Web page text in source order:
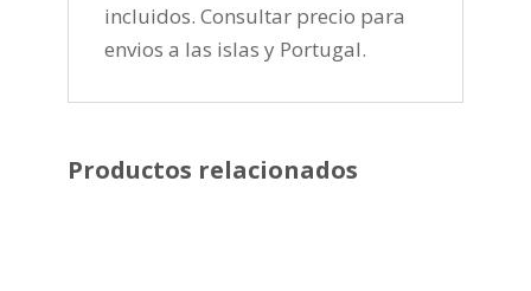
incluidos. Consultar precio para
envios a las islas y Portugal.
Productos relacionados